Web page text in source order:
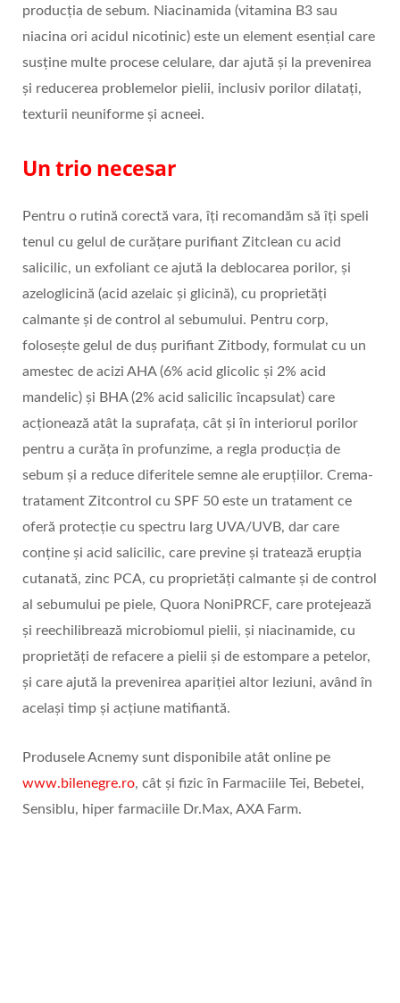
producția de sebum. Niacinamida (vitamina B3 sau
niacina ori acidul nicotinic) este un element esențial care
susține multe procese celulare, dar ajută și la prevenirea
și reducerea problemelor pielii, inclusiv porilor dilatați,
texturii neuniforme și acneei.
Un trio necesar
Pentru o rutină corectă vara, îți recomandăm să îți speli
tenul cu gelul de curățare purifiant Zitclean cu acid
salicilic, un exfoliant ce ajută la deblocarea porilor, și
azeloglicină (acid azelaic și glicină), cu proprietăți
calmante și de control al sebumului. Pentru corp,
folosește gelul de duș purifiant Zitbody, formulat cu un
amestec de acizi AHA (6% acid glicolic și 2% acid
mandelic) și BHA (2% acid salicilic încapsulat) care
acționează atât la suprafața, cât și în interiorul porilor
pentru a curăța în profunzime, a regla producția de
sebum și a reduce diferitele semne ale erupțiilor. Crema-
tratament Zitcontrol cu SPF 50 este un tratament ce
oferă protecție cu spectru larg UVA/UVB, dar care
conține și acid salicilic, care previne și tratează erupția
cutanată, zinc PCA, cu proprietăți calmante și de control
al sebumului pe piele, Quora NoniPRCF, care protejează
și reechilibrează microbiomul pielii, și niacinamide, cu
proprietăți de refacere a pielii și de estompare a petelor,
și care ajută la prevenirea apariției altor leziuni, având în
același timp și acțiune matifiantă.
Produsele Acnemy sunt disponibile atât online pe
www.bilenegre.ro, cât și fizic în Farmaciile Tei, Bebetei,
Sensiblu, hiper farmaciile Dr.Max, AXA Farm.